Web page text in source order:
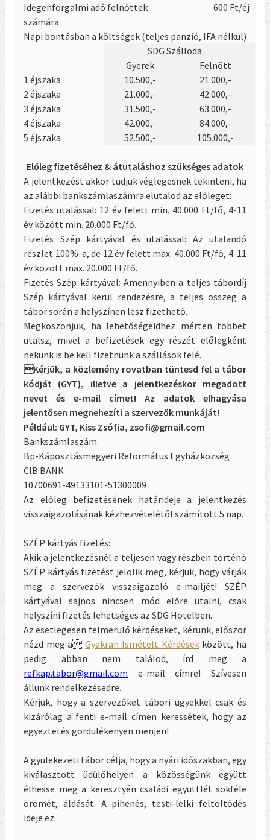
Idegenforgalmi adó felnőttek
számára
600 Ft/éj
Napi bontásban a költségek (teljes panzió, IFA nélkül)
SDG Szálloda
Gyerek
Felnőtt
1 éjszaka
10.500,-
21.000,-
2 éjszaka
21.000,- 42.000,-
3 éjszaka
31.500,- 63.000,-
4 éjszaka
42.000,- 84.000,-
5 éjszaka
52.500,- 105.000,-
Előleg fizetéséhez & átutaláshoz szükséges adatok
A jelentkezést akkor tudjuk véglegesnek tekinteni, ha
az alábbi bankszámlaszámra elutalod az előleget:
Fizetés utalással: 12 év felett min. 40.000 Ft/fő, 4-11
év között min. 20.000 Ft/fő.
Fizetés Szép kártyával és utalással: Az utalandó
részlet 100%-a, de 12 év felett max. 40.000 Ft/fő, 4-11
év között max. 20.000 Ft/fő.
Fizetés Szép kártyával: Amennyiben a teljes tábordíj
Szép kártyával kerül rendezésre, a teljes összeg a
tábor során a helyszínen lesz fizethető.
Megköszönjük, ha lehetőségeidhez mérten többet
utalsz, mivel a befizetések egy részét előlegként
nekünk is be kell fizetnünk a szállások felé.
Kérjük, a közlemény rovatban tüntesd fel a tábor
kódját (GYT), illetve a jelentkezéskor megadott
nevet és e-mail címet! Az adatok elhagyása
jelentősen megnehezíti a szervezők munkáját!
Például: GYT, Kiss Zsófia, zsofi@gmail.com
Bankszámlaszám:
Bp-Káposztásmegyeri Református Egyházközség
CIB BANK
10700691-49133101-51300009
Az előleg befizetésének határideje a jelentkezés
visszaigazolásának kézhezvételétől számított 5 nap.
SZÉP kártyás fizetés:
Akik a jelentkezésnél a teljesen vagy részben történő
SZÉP kártyás fizetést jelölik meg, kérjük, hogy várják
meg a szervezők visszaigazoló e-mailjét! SZÉP
kártyával sajnos nincsen mód előre utalni, csak
helyszíni fizetés lehetséges az SDG Hotelben.
Az esetlegesen felmerülő kérdéseket, kérünk, először
nézd meg aGyakran Ismételt Kérdésekközött, ha
pedig abban nem találod, írd meg a
refkap.tabor@gmail.com e-mail címre! Szívesen
állunk rendelkezésedre.
Kérjük, hogy a szervezőket tábori ügyekkel csak és
kizárólag a fenti e-mail címen keressétek, hogy az
egyeztetés gördülékenyen menjen!
A gyülekezeti tábor célja, hogy a nyári időszakban, egy
kiválasztott üdülőhelyen a közösségünk együtt
élhesse meg a keresztyén családi együttlét sokféle
örömét, áldását. A pihenés, testi-lelki feltöltődés
ideje ez.